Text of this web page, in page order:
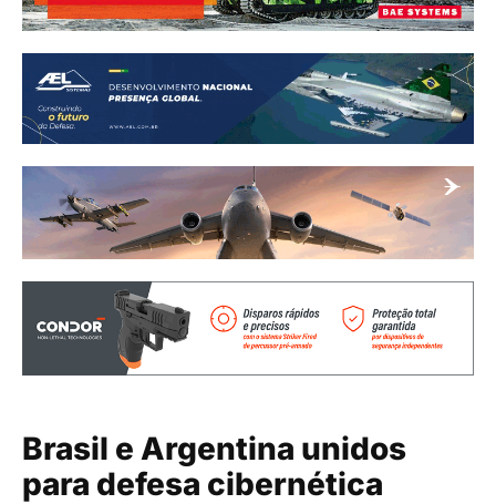
Brasil e Argentina unidos
para defesa cibernética